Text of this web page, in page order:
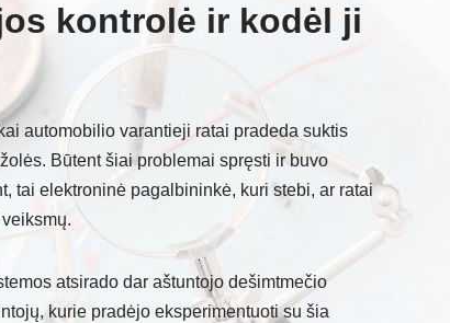
kontrolė ir kodėl ji
automobilio varantieji ratai pradeda suktis
Būtent šiai problemai spręsti ir buvo
tai elektroninė pagalbininkė, kuri stebi, ar ratai
atsirado dar aštuntojo dešimtmečio
kurie pradėjo eksperimentuoti su šia